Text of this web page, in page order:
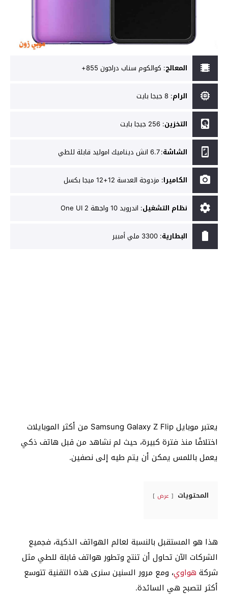
المعالج: كوالكوم سناب دراجون 855+
الرام: 8 جيجا بايت
التخزين: 256 جيجا بايت
الشاشة:6.7 انش ديناميك اموليد قابلة للطي
الكاميرا: مزدوجة العدسة 12+12 ميجا بكسل
نظام التشغيل: اندرويد 10 واجهة One UI 2
البطارية: 3300 ملي أمبير
يعتبر موبايل Samsung Galaxy Z Flip من أكثر الموبايلات
اختلافًا منذ فترة كبيرة، حيث لم نشاهد من قبل هاتف ذكي
يعمل باللمس يمكن أن يتم طيه إلى نصفين.
المحتويات عرض
هذا هو المستقبل بالنسبة لعالم الهواتف الذكية، فجميع
الشركات الآن تحاول أن تنتج وتطور هواتف قابلة للطي مثل
شركة هواوي، ومع مرور السنين سنرى هذه التقنية تتوسع
أكثر لتصبح هي السائدة.